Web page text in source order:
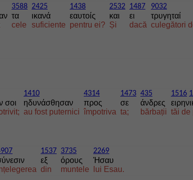
3588
τα
cele
2425
ικανά
suficiente
1438
εαυτοίς
pentru ei?
2532
και
Și
1487
ει
dacă
9032
τρυγηταί
culegători
σοι
1410
ηδυνάσθησαν
au fost puternici
4314
προς
împotriva
1473
σε
ta;
435
άνδρες
bărbații
1516
tăi de
1537
εξ
din
3735
όρους
muntele
2269
Ήσαυ
lui Esau.